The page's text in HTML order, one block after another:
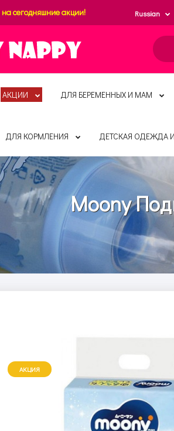
на сегодняшние акции! Russian
АКЦИИ ДЛЯ БЕРЕМЕННЫХ И МАМ
ДЛЯ КОРМЛЕНИЯ ДЕТСКАЯ ОДЕЖДА
Moony
АКЦИЯ